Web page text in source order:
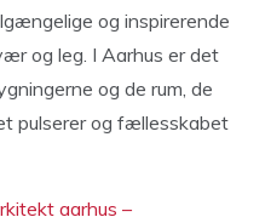
og inspirerende
og leg. I Aarhus er det
og de rum, de
pulserer og fællesskabet
aarhus –